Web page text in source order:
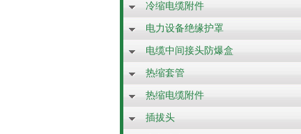
冷缩电缆附件
电力设备绝缘护罩
电缆中间接头防爆盒
热缩套管
热缩电缆附件
插拔头